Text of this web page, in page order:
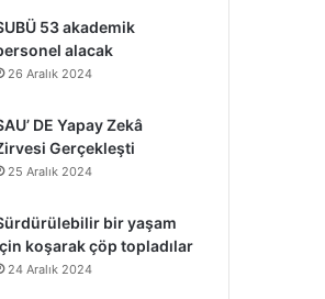
53 akademik
alacak
26 Aralık 2024
DE Yapay Zekâ
Gerçekleşti
25 Aralık 2024
bir yaşam
koşarak çöp topladılar
24 Aralık 2024